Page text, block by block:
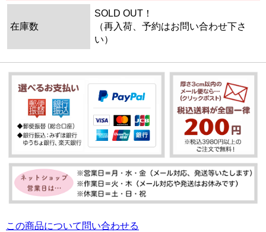
在庫数
SOLD OUT！
（再入荷、予約はお問い合わせ下さ
い）
この商品について問い合わせる